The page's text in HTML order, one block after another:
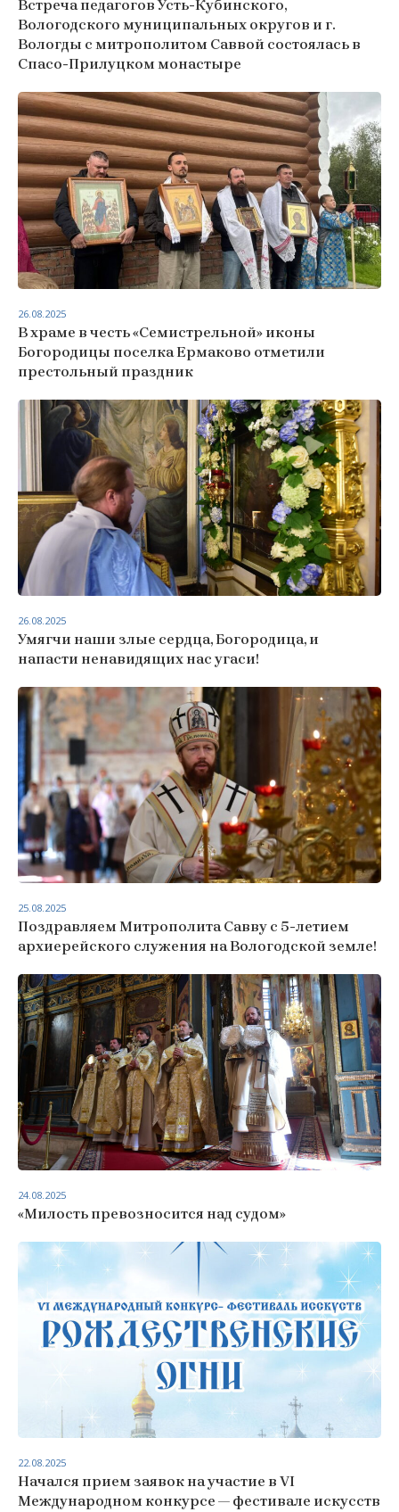
Встреча педагогов Усть-Кубинского,
Вологодского муниципальных округов и г.
Вологды с митрополитом Саввой состоялась в
Спасо-Прилуцком монастыре
В храме в честь «Семистрельной» иконы
Богородицы поселка Ермаково отметили
престольный праздник
26.08.2025
Умягчи наши злые сердца, Богородица, и
напасти ненавидящих нас угаси!
26.08.2025
Поздравляем Митрополита Савву с 5-летием
архиерейского служения на Вологодской земле!
25.08.2025
«Милость превозносится над судом»
24.08.2025
Начался прием заявок на участие в VI
Международном конкурсе — фестивале искусств
22.08.2025